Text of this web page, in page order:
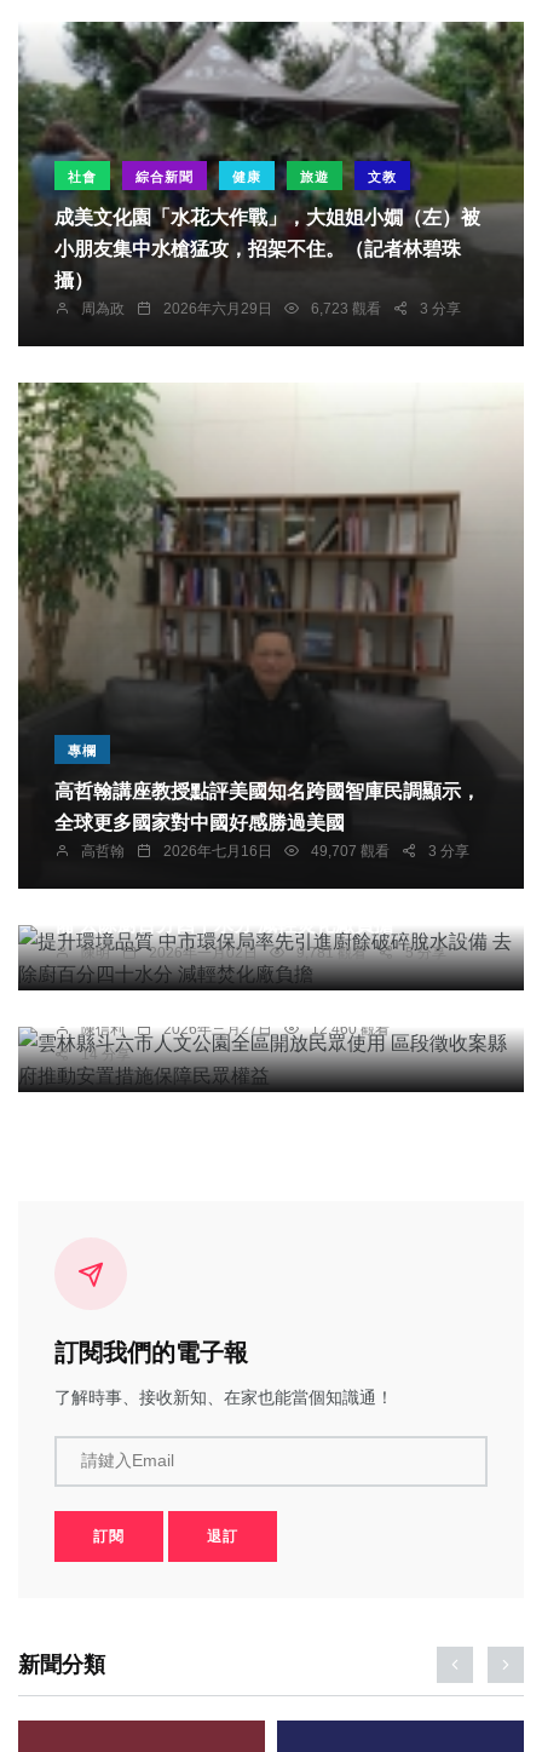
社會 綜合新聞 健康 旅遊 文教
成美文化園「水花大作戰」，大姐姐小嫺（左）被
小朋友集中水槍猛攻，招架不住。（記者林碧珠
攝）
周為政 2026年六月29日 6,723 觀看 3 分享
專欄
高哲翰講座教授點評美國知名跨國智庫民調顯示，
全球更多國家對中國好感勝過美國
高哲翰 2026年七月16日 49,707 觀看 3 分享
農業 綜合新聞 健康
提升環境品質 中市環保局率先引進廚餘破碎脫水設
陳明 2026年一月02日 9,781 觀看 5 分享
綜合新聞
雲林縣斗六市人文公園全區開放民眾使用 區段徵收
陳信利 2026年三月27日
12,460 觀看
14 分享
訂閱我們的電子報
了解時事、接收新知、在家也能當個知識通！
請鍵入Email
訂閱 退訂
新聞分類